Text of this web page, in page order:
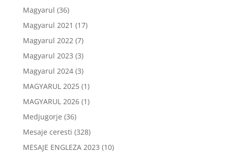
Magyarul (36)
Magyarul 2021 (17)
Magyarul 2022(7)
Magyarul 2023 (3)
Magyarul 2024(3)
MAGYARUL 2025(1)
MAGYARUL 2026(1)
Medjugorje (36)
Mesaje ceresti (328)
MESAJE ENGLEZA 2023 (10)